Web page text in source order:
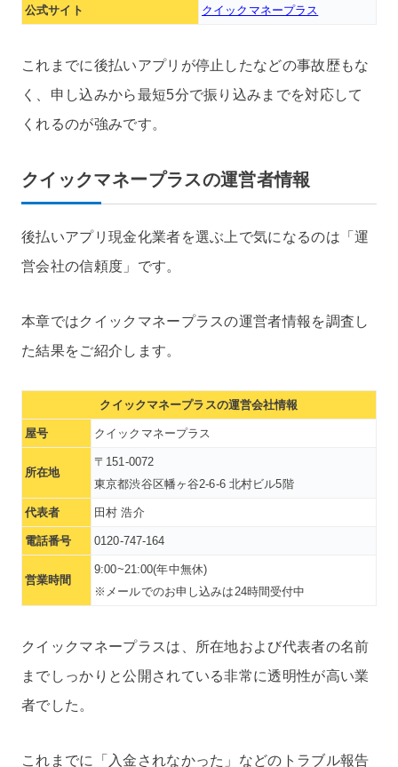
公式サイト クイックマネープラス
これまでに後払いアプリが停止したなどの事故歴もな
く、申し込みから最短5分で振り込みまでを対応して
くれるのが強みです。
クイックマネープラスの運営者情報
後払いアプリ現金化業者を選ぶ上で気になるのは「運
営会社の信頼度」です。
本章ではクイックマネープラスの運営者情報を調査し
た結果をご紹介します。
クイックマネープラスの運営会社情報
屋号 クイックマネープラス
所在地
〒151-0072
東京都渋谷区幡ヶ谷2-6-6 北村ビル5階
代表者 田村 浩介
電話番号 0120-747-164
営業時間
9:00~21:00(年中無休)
※メールでのお申し込みは24時間受付中
クイックマネープラスは、所在地および代表者の名前
までしっかりと公開されている非常に透明性が高い業
者でした。
これまでに「入金されなかった」などのトラブル報告